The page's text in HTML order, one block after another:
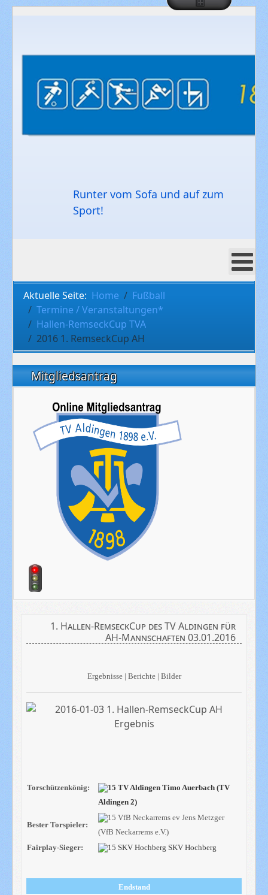
Runter vom Sofa und auf zum
Sport!
Aktuelle Seite: Home
Fußball
Termine / Veranstaltungen*
Hallen-RemseckCup TVA
2016 1. RemseckCup AH
Mitgliedsantrag
1. Hallen-RemseckCup des TV Aldingen für
AH-Mannschaften 03.01.2016
Ergebnisse | Berichte | Bilder
Torschützenkönig:
Timo Auerbach (TV
Aldingen 2)
Bester Torspieler:
Jens Metzger
(VfB Neckarrems e.V.)
Fairplay-Sieger:
SKV Hochberg
Endstand